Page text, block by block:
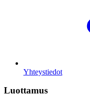
Yhteystiedot
Luottamus